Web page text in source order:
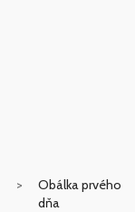
Obálka prvého
dňa